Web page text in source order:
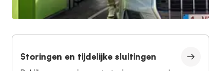
Storingen en tijdelijke sluitingen